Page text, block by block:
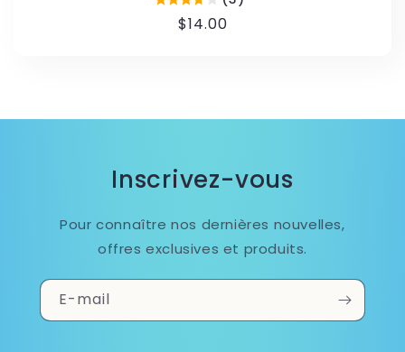
Prix
$14.00
Inscrivez-vous
Pour connaître nos dernières nouvelles,
offres exclusives et produits.
E-mail